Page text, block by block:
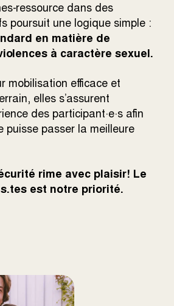
ressource dans des
poursuit une logique simple :
en matière de
à caractère sexuel.
mobilisation efficace et
elles s’assurent
des participant·e·s afin
puisse passer la meilleure
rime avec plaisir! Le
est notre priorité.